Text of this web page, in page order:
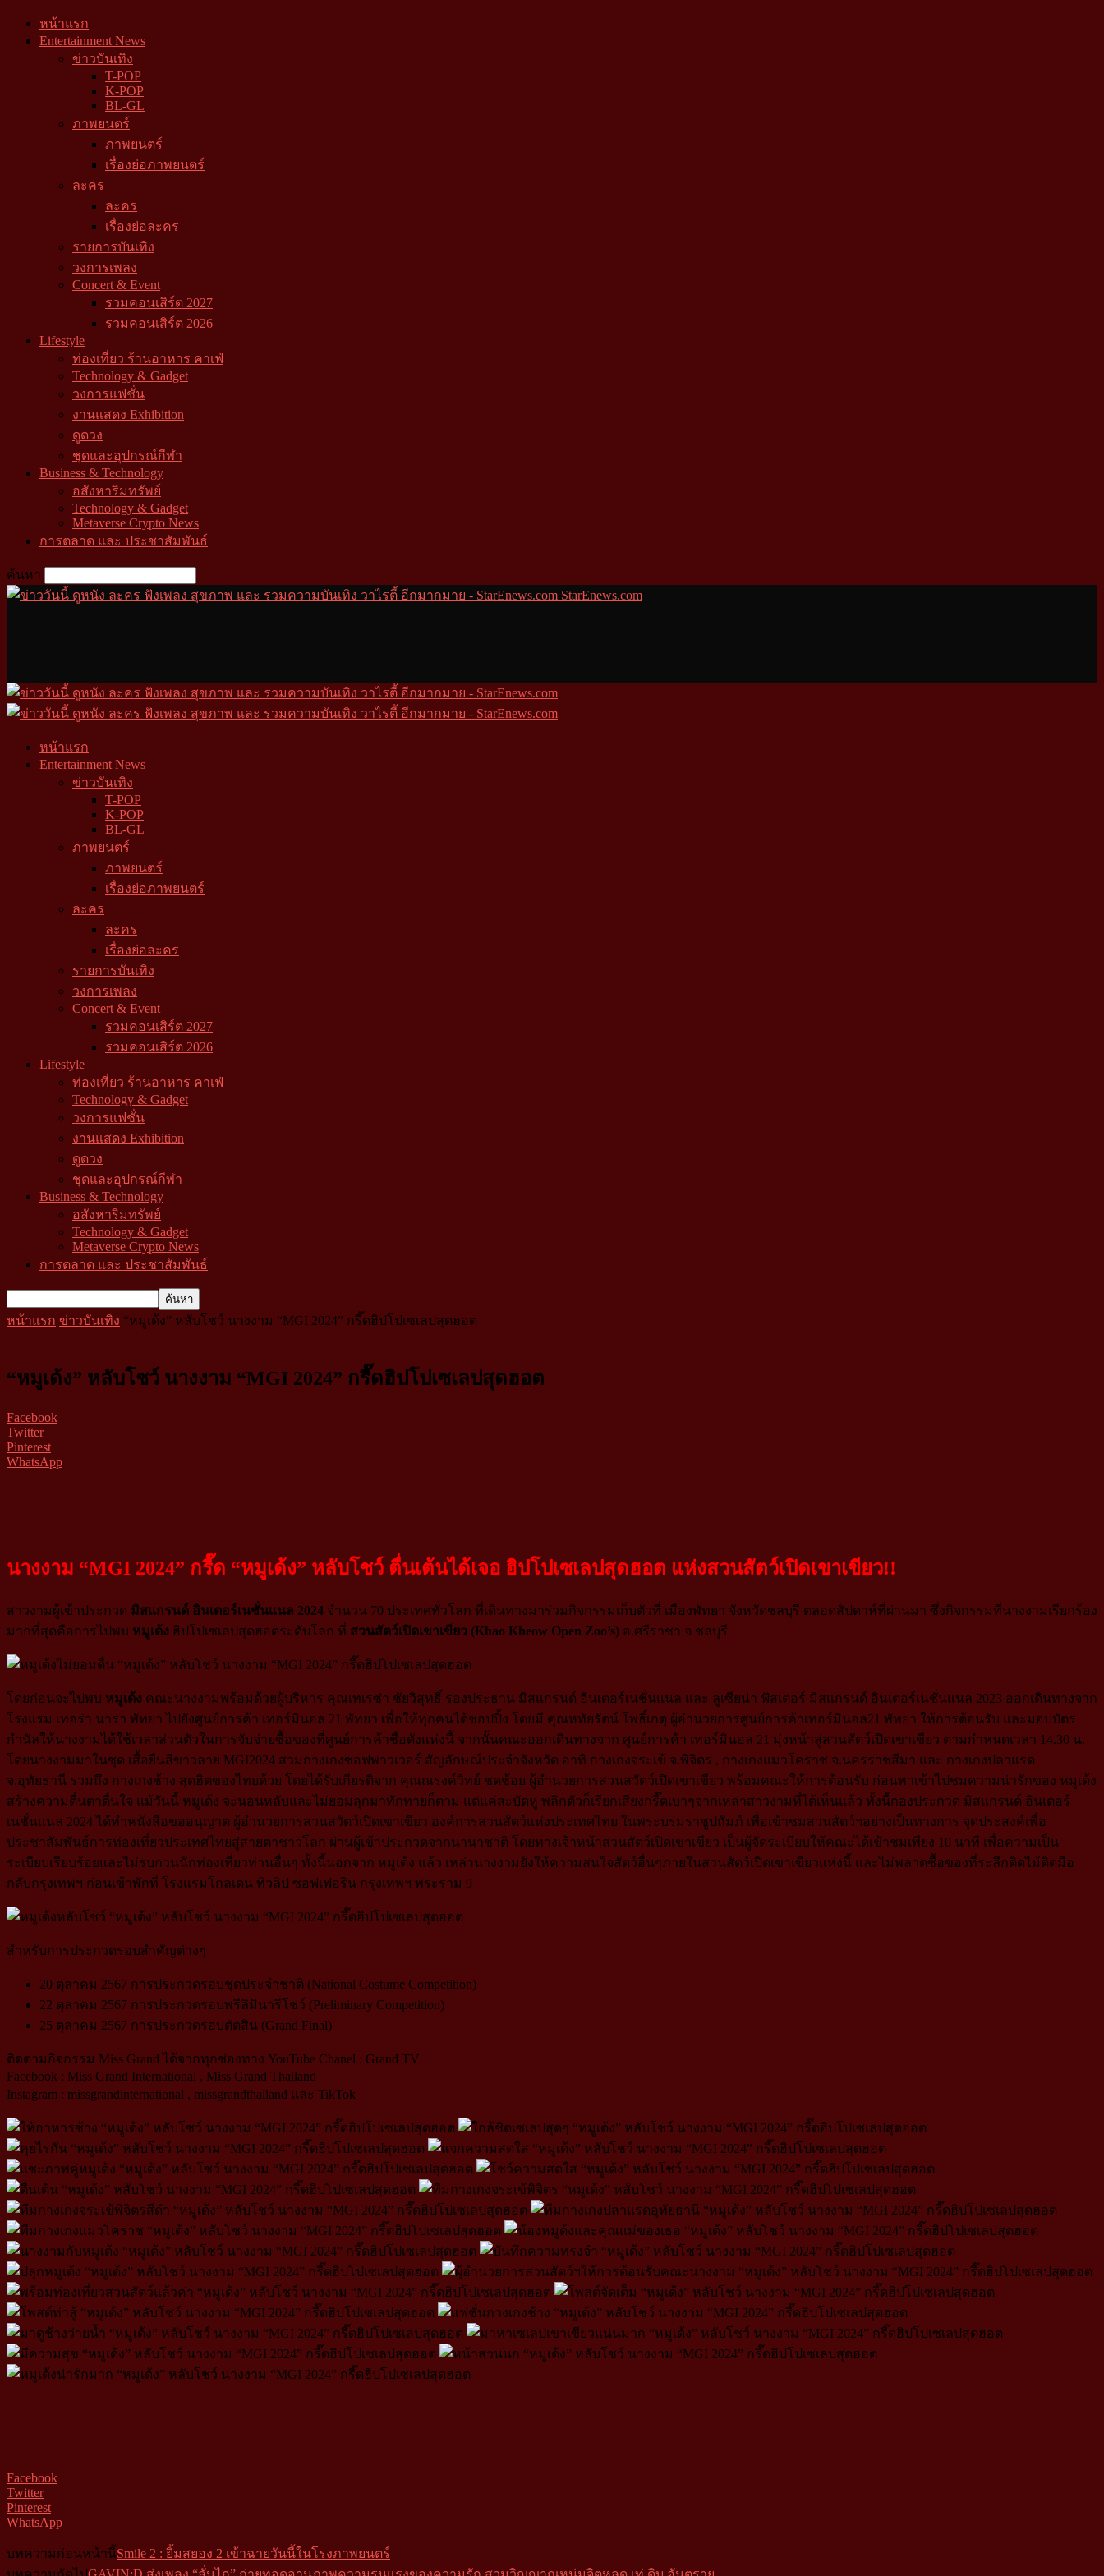
หน้าแรก
Entertainment News
ข่าวบันเทิง
T-POP
K-POP
BL-GL
ภาพยนตร์
ภาพยนตร์
เรื่องย่อภาพยนตร์
ละคร
ละคร
เรื่องย่อละคร
รายการบันเทิง
วงการเพลง
Concert & Event
รวมคอนเสิร์ต 2027
รวมคอนเสิร์ต 2026
Lifestyle
ท่องเที่ยว ร้านอาหาร คาเฟ่
Technology & Gadget
วงการแฟชั่น
งานแสดง Exhibition
ดูดวง
ชุดและอุปกรณ์กีฬา
Business & Technology
อสังหาริมทรัพย์
Technology & Gadget
Metaverse Crypto News
การตลาด และ ประชาสัมพันธ์
ค้นหา
StarEnews.com
หน้าแรก
Entertainment News
ข่าวบันเทิง
T-POP
K-POP
BL-GL
ภาพยนตร์
ภาพยนตร์
เรื่องย่อภาพยนตร์
ละคร
ละคร
เรื่องย่อละคร
รายการบันเทิง
วงการเพลง
Concert & Event
รวมคอนเสิร์ต 2027
รวมคอนเสิร์ต 2026
Lifestyle
ท่องเที่ยว ร้านอาหาร คาเฟ่
Technology & Gadget
วงการแฟชั่น
งานแสดง Exhibition
ดูดวง
ชุดและอุปกรณ์กีฬา
Business & Technology
อสังหาริมทรัพย์
Technology & Gadget
Metaverse Crypto News
การตลาด และ ประชาสัมพันธ์
หน้าแรก ข่าวบันเทิง “หมูเด้ง” หลับโชว์ นางงาม “MGI 2024” กรี๊ดฮิปโปเซเลปสุดฮอต
“หมูเด้ง” หลับโชว์ นางงาม “MGI 2024” กรี๊ดฮิปโปเซเลปสุดฮอต
Facebook
Twitter
Pinterest
WhatsApp
นางงาม “MGI 2024” กรี๊ด “หมูเด้ง” หลับโชว์ ตื่นเต้นได้เจอ ฮิปโปเซเลปสุดฮอต แห่งสวนสัตว์เปิดเขาเขียว!!
สาวงามผู้เข้าประกวด มิสแกรนด์ อินเตอร์เนชั่นแนล 2024 จำนวน 70 ประเทศทั่วโลก ที่เดินทางมาร่วมกิจกรรมเก็บตัวที่ เมืองพัทยา จังหวัดชลบุรี ตลอดสัปดาห์ที่ผ่านมา ซึ่งกิจกรรมที่นางงามเรียกร้อง
มากที่สุดคือการไปพบ หมูเด้ง ฮิปโปเซเลปสุดฮอตระดับโลก ที่ สวนสัตว์เปิดเขาเขียว (Khao Kheow Open Zoo’s) อ.ศรีราชา จ ชลบุรี
โดยก่อนจะไปพบ หมูเด้ง คณะนางงามพร้อมด้วยผู้บริหาร คุณเทเรซ่า ชัยวิสุทธิ์ รองประธาน มิสแกรนด์ อินเตอร์เนชั่นแนล และ ลูเซียน่า ฟัสเตอร์ มิสแกรนด์ อินเตอร์เนชั่นแนล 2023 ออกเดินทางจาก
โรงแรม เทอร่า นารา พัทยา ไปยังศูนย์การค้า เทอร์มินอล 21 พัทยา เพื่อให้ทุกคนได้ชอปปิ้ง โดยมี คุณหทัยรัตน์ โพธิ์เกตุ ผู้อำนวยการศูนย์การค้าเทอร์มินอล21 พัทยา ให้การต้อนรับ และมอบบัตร
กำนัลให้นางงามได้ใช้เวลาส่วนตัวในการจับจ่ายซื้อของที่ศูนย์การค้าชื่อดังแห่งนี้ จากนั้นคณะออกเดินทางจาก ศูนย์การค้า เทอร์มินอล 21 มุ่งหน้าสู่สวนสัตว์เปิดเขาเขียว ตามกำหนดเวลา 14.30 น.
โดยนางงามมาในชุด เสื้อยืนสีขาวลาย MGI2024 สวมกางเกงซอฟพาวเวอร์ สัญลักษณ์ประจำจังหวัด อาทิ กางเกงจระเข้ จ.พิจิตร , กางเกงแมวโคราช จ.นครราชสีมา และ กางเกงปลาแรด
จ.อุทัยธานี รวมถึง กางเกงช้าง สุดฮิตของไทยด้วย โดยได้รับเกียรติจาก คุณณรงค์วิทย์ ชดช้อย ผู้อำนวยการสวนสวัตว์เปิดเขาเขียว พร้อมคณะให้การต้อนรับ ก่อนพาเข้าไปชมความน่ารักของ หมูเด้ง
สร้างความตื่นตาตื่นใจ แม้วันนี้ หมูเด้ง จะนอนหลับและไม่ยอมลุกมาทักทายก็ตาม แต่แค่สะบัดหู พลิกตัวก็เรียกเสียงกรี๊ดเบาๆจากเหล่าสาวงามที่ได้เห็นแล้ว ทั้งนี้กองประกวด มิสแกรนด์ อินเตอร์
เนชั่นแนล 2024 ได้ทำหนังสือขออนุญาต ผู้อำนวยการสวนสวัตว์เปิดเขาเขียว องค์การสวนสัตว์แห่งประเทศไทย ในพระบรมราชูปถัมภ์ เพื่อเข้าชมสวนสัตว์ฯอย่างเป็นทางการ จุดประสงค์เพื่อ
ประชาสัมพันธ์การท่องเที่ยวประเทศไทยสู่สายตาชาวโลก ผ่านผู้เข้าประกวดจากนานาชาติ โดยทางเจ้าหน้าสวนสัตว์เปิดเขาเขียว เป็นผู้จัดระเบียบให้คณะได้เข้าชมเพียง 10 นาที เพื่อความเป็น
ระเบียบเรียบร้อยและไม่รบกวนนักท่องเที่ยวท่านอื่นๆ ทั้งนี้นอกจาก หมูเด้ง แล้ว เหล่านางงามยังให้ความสนใจสัตว์อื่นๆภายในสวนสัตว์เปิดเขาเขียวแห่งนี้ และไม่พลาดซื้อของที่ระลึกติดไม้ติดมือ
กลับกรุงเทพฯ ก่อนเข้าพักที่ โรงแรมโกลเดน ทิวลิป ซอฟเฟอริน กรุงเทพฯ พระราม 9
สำหรับการประกวดรอบสำคัญต่างๆ
20 ตุลาคม 2567 การประกวดรอบชุดประจำชาติ (National Costume Competition)
22 ตุลาคม 2567 การประกวดรอบพรีลิมินารีโชว์ (Preliminary Competition)
25 ตุลาคม 2567 การประกวดรอบตัดสิน (Grand Final)
ติดตามกิจกรรม Miss Grand ได้จากทุกช่องทาง YouTube Chanel : Grand TV
Facebook : Miss Grand International , Miss Grand Thailand
Instagram : missgrandinternational , missgrandthailand และ TikTok
Facebook
Twitter
Pinterest
WhatsApp
บทความก่อนหน้านี้Smile 2 : ยิ้มสยอง 2 เข้าฉายวันนี้ในโรงภาพยนตร์